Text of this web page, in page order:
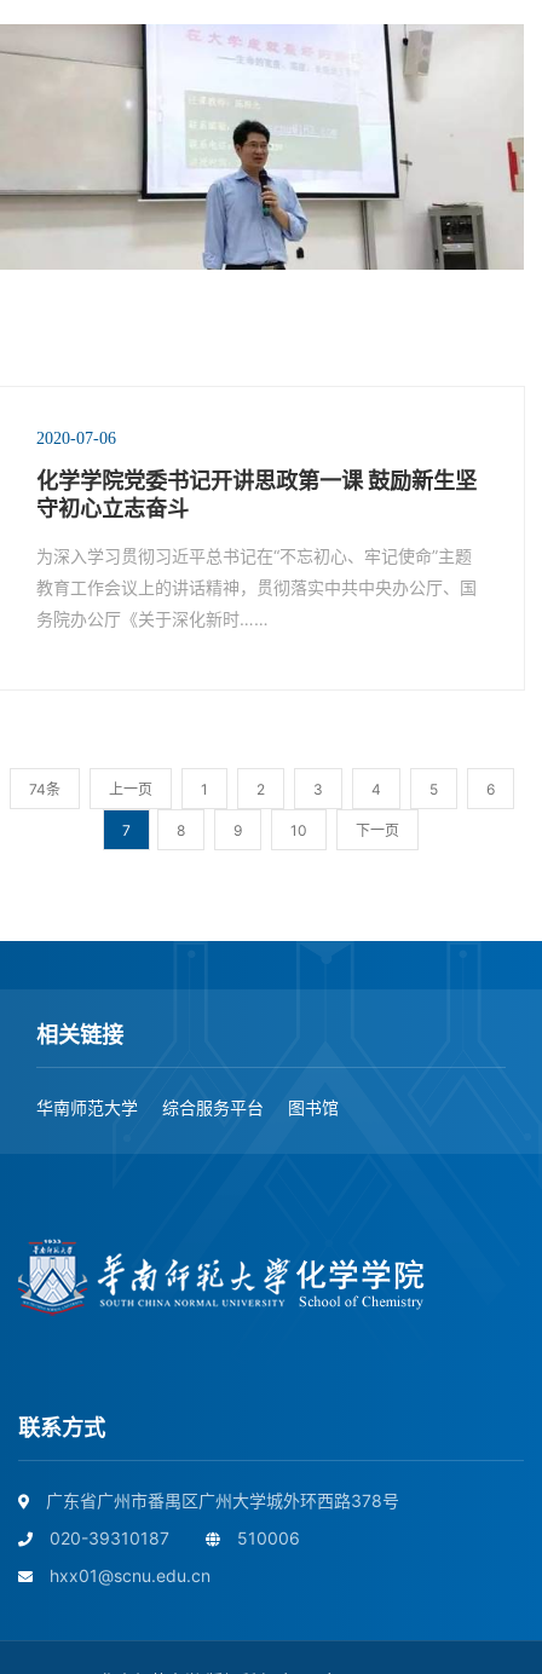
2020-07-06
化学学院党委书记开讲思政第一课 鼓励新生坚
守初心立志奋斗
为深入学习贯彻习近平总书记在“不忘初心、牢记使命”主题
教育工作会议上的讲话精神，贯彻落实中共中央办公厅、国
务院办公厅《关于深化新时……
74条 上一页 1 2 3 4 5 6
7 8 9 10 下一页
相关链接
华南师范大学 综合服务平台 图书馆
联系方式
广东省广州市番禺区广州大学城外环西路378号
020-39310187
510006
hxx01@scnu.edu.cn